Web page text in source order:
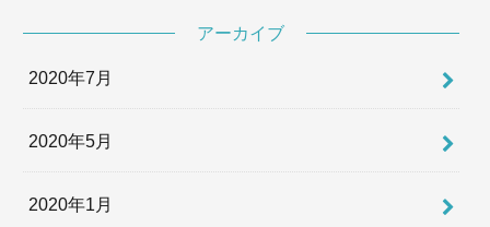
アーカイブ
2020年7月
2020年5月
2020年1月